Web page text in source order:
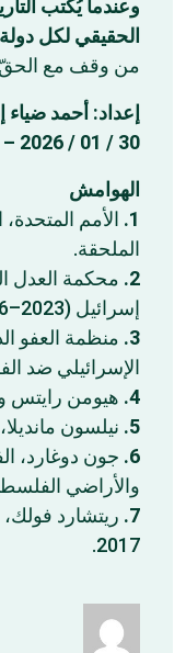
وعندما يُكتب
الحقيقي لكل دولة
من وقف مع
إعداد: أحمد ضياء
30 / 01 / 2026 – أوسكودار
الهوامش
1. الأمم
الملحقة.
2. محكمة العدل
إسرائيل (2023–2026).
3. منظمة العفو
الإسرائيلي ضد
4. هيومن رايتس
5. نيلسون مانديلا،
6. جون دوغارد،
والأراضي
7. ريتشارد
2017.